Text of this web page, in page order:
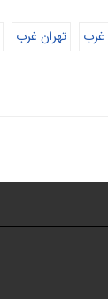
غرب تهران غرب